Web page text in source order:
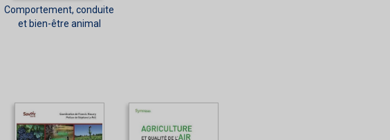
Comportement, conduite
et bien-être animal